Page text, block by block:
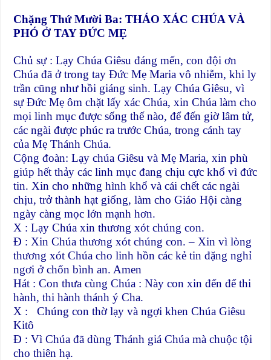
Chặng Thứ Mười Ba: THÁO XÁC CHÚA VÀ
PHÓ Ở TAY ĐỨC MẸ
Chủ sự : Lạy Chúa Giêsu đáng mến, con đội ơn
Chúa đã ở trong tay Đức Mẹ Maria vô nhiễm, khi ly
trần cũng như hồi giáng sinh. Lạy Chúa Giêsu, vì
sự Đức Mẹ ôm chặt lấy xác Chúa, xin Chúa làm cho
mọi linh mục được sống thế nào, để đến giờ lâm tử,
các ngài được phúc ra trước Chúa, trong cánh tay
của Mẹ Thánh Chúa.
Cộng đoàn: Lạy chúa Giêsu và Mẹ Maria, xin phù
giúp hết thảy các linh mục đang chịu cực khổ vì đức
tin. Xin cho những hình khổ và cái chết các ngài
chịu, trở thành hạt giống, làm cho Giáo Hội càng
ngày càng mọc lớn mạnh hơn.
X : Lạy Chúa xin thương xót chúng con.
Đ : Xin Chúa thương xót chúng con. – Xin vì lòng
thương xót Chúa cho linh hồn các kẻ tin đặng nghỉ
ngơi ở chốn bình an. Amen
Hát : Con thưa cùng Chúa : Này con xin đến để thi
hành, thi hành thánh ý Cha.
X : Chúng con thờ lạy và ngợi khen Chúa Giêsu
Kitô
Đ : Vì Chúa đã dùng Thánh giá Chúa mà chuộc tội
cho thiên hạ.